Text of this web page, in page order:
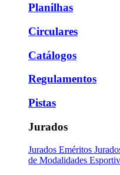
Planilhas
Circulares
Catálogos
Regulamentos
Pistas
Jurados
Jurados Eméritos
de Modalidades